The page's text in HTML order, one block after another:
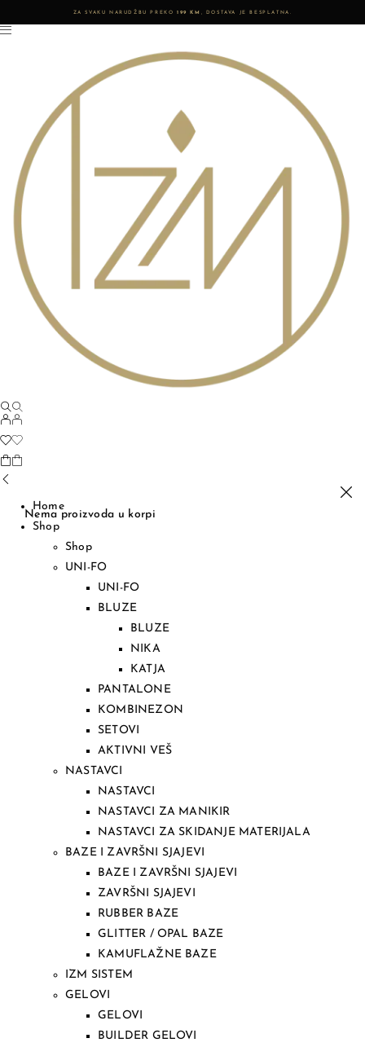
ZA SVAKU NARUDŽBU PREKO 199 KM , DOSTAVA JE BESPLATNA.
Nema proizvoda u korpi
Home
Shop
Shop
UNI-FO
UNI-FO
BLUZE
BLUZE
NIKA
KATJA
PANTALONE
KOMBINEZON
SETOVI
AKTIVNI VEŠ
NASTAVCI
NASTAVCI
NASTAVCI ZA MANIKIR
NASTAVCI ZA SKIDANJE MATERIJALA
BAZE I ZAVRŠNI SJAJEVI
BAZE I ZAVRŠNI SJAJEVI
ZAVRŠNI SJAJEVI
RUBBER BAZE
GLITTER / OPAL BAZE
KAMUFLAŽNE BAZE
IZM SISTEM
GELOVI
GELOVI
BUILDER GELOVI